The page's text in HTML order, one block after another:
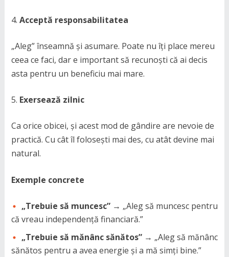
Acceptă responsabilitatea
„Aleg” înseamnă și asumare. Poate nu îți place mereu
ceea ce faci, dar e important să recunoști că ai decis
asta pentru un beneficiu mai mare.
Exersează zilnic
Ca orice obicei, și acest mod de gândire are nevoie de
practică. Cu cât îl folosești mai des, cu atât devine mai
natural.
Exemple concrete
„Trebuie să muncesc”→ „Aleg să muncesc pentru
că vreau independență financiară.”
„Trebuie să mănânc sănătos”→ „Aleg să mănânc
sănătos pentru a avea energie și a mă simți bine.”